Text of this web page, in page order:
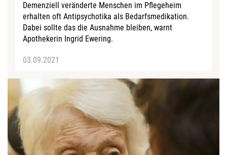
Demenziell veränderte Menschen im Pflegeheim
erhalten oft Antipsychotika als Bedarfsmedikation.
Dabei sollte das die Ausnahme bleiben, warnt
Apothekerin Ingrid Ewering.
03.09.2021